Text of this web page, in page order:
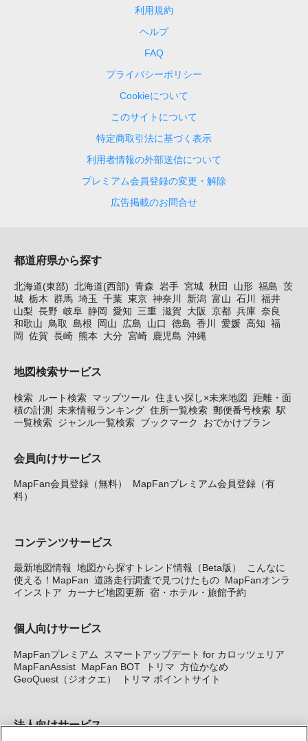
利用規約
ヘルプ
FAQ
プライバシーポリシー
Cookieについて
このサイトについて
特定商取引法に基づく表示
利用者情報の外部送信について
プレミアム会員登録の変更・解除
広告掲載のお問合せ
都道府県から探す
北海道(東部) 北海道(西部) 青森 岩手 宮城 秋田 山形 福島 茨
城 栃木 群馬 埼玉 千葉 東京 神奈川 新潟 富山 石川
福井
山梨 長野 岐阜 静岡 愛知 三重 滋賀 大阪 京都 兵庫 奈良
和歌山
鳥取 島根 岡山 広島 山口 徳島 香川 愛媛 高知 福
岡
佐賀 長崎 熊本 大分 宮崎 鹿児島 沖縄
地図検索サービス
検索 ルート検索 マップツール 住まい探し×未来地図
距離・面
積の計測 未来情報ランキング 住所一覧検索 郵便番号検索 駅
一覧検索 ジャンル一覧検索 ブックマーク おでかけプラン
会員向けサービス
MapFan会員登録（無料）
MapFanプレミアム会員登録（有
料）
コンテンツサービス
最新地図情報 地図から探すトレンド情報（Beta版）
こんなに
使える！MapFan 道路走行調査で見つけたもの MapFanオンラ
インストア
カーナビ地図更新 宿・ホテル・旅館予約
個人向けサービス
MapFanプレミアム
スマートアップデート for カロッツェリア
MapFanAssist MapFan BOT トリマ 方位かなめ
GeoQuest（ジオクエ）
トリマ ポイントサイト
法人向けサービス